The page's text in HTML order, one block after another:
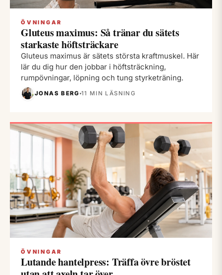
ÖVNINGAR
Gluteus maximus: Så tränar du sätets
starkaste höftsträckare
Gluteus maximus är sätets största kraftmuskel. Här
lär du dig hur den jobbar i höftsträckning,
rumpövningar, löpning och tung styrketräning.
JONAS BERG 11 MIN LÄSNING
ÖVNINGAR
Lutande hantelpress: Träffa övre bröstet